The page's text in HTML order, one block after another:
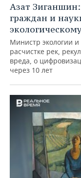
Азат Зиганшин:
граждан и
Министр экологии
расчистке рек,
вреда, о
через 10 лет